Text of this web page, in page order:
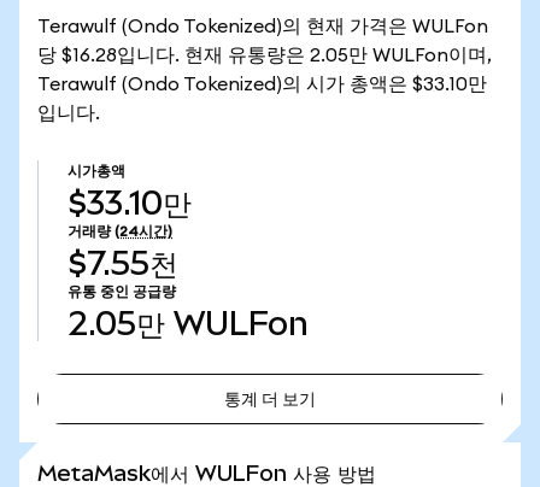
Terawulf (Ondo Tokenized)의 현재 가격은 WULFon
당 $16.28입니다. 현재 유통량은 2.05만 WULFon이며,
Terawulf (Ondo Tokenized)의 시가 총액은 $33.10만
입니다.
시가총액
$33.10만
거래량 (24시간)
$7.55천
유통 중인 공급량
2.05만 WULFon
통계 더 보기
MetaMask에서 WULFon 사용 방법